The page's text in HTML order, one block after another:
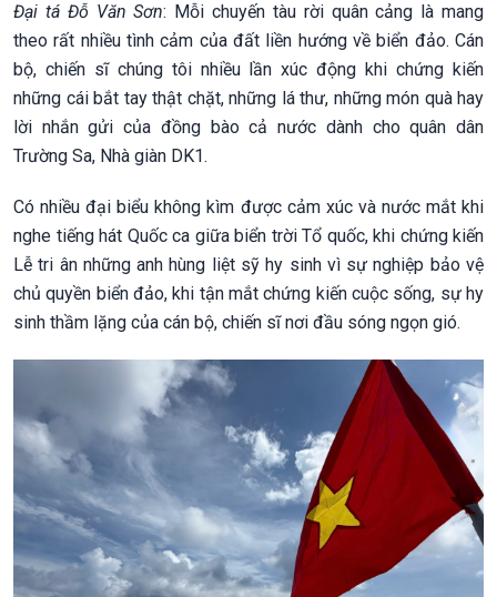
Đại tá Đỗ Văn Sơn: Mỗi chuyến tàu rời quân cảng là mang
theo rất nhiều tình cảm của đất liền hướng về biển đảo. Cán
bộ, chiến sĩ chúng tôi nhiều lần xúc động khi chứng kiến
những cái bắt tay thật chặt, những lá thư, những món quà hay
lời nhắn gửi của đồng bào cả nước dành cho quân dân
Trường Sa, Nhà giàn DK1.
Có nhiều đại biểu không kìm được cảm xúc và nước mắt khi
nghe tiếng hát Quốc ca giữa biển trời Tổ quốc, khi chứng kiến
Lễ tri ân những anh hùng liệt sỹ hy sinh vì sự nghiệp bảo vệ
chủ quyền biển đảo, khi tận mắt chứng kiến cuộc sống, sự hy
sinh thầm lặng của cán bộ, chiến sĩ nơi đầu sóng ngọn gió.